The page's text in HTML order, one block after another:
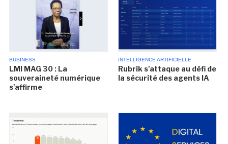
BUSINESS
LMI MAG 30 : La
souveraineté numérique
s'affirme
INTELLIGENCE ARTIFICIELLE
Rubrik s'attaque au défi de
la sécurité des agents IA